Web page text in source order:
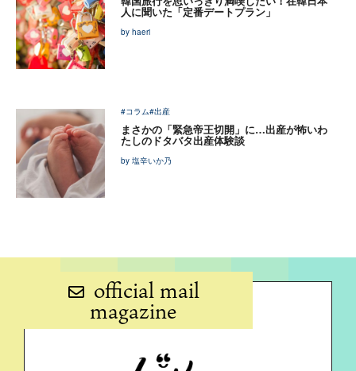
人に聞いた「定番デートプラン」
by haeri
#コラム#出産
まさかの「緊急帝王切開」に…出産が怖いわ
たしのドタバタ出産体験談
by 塩辛いか乃
official mail
magazine